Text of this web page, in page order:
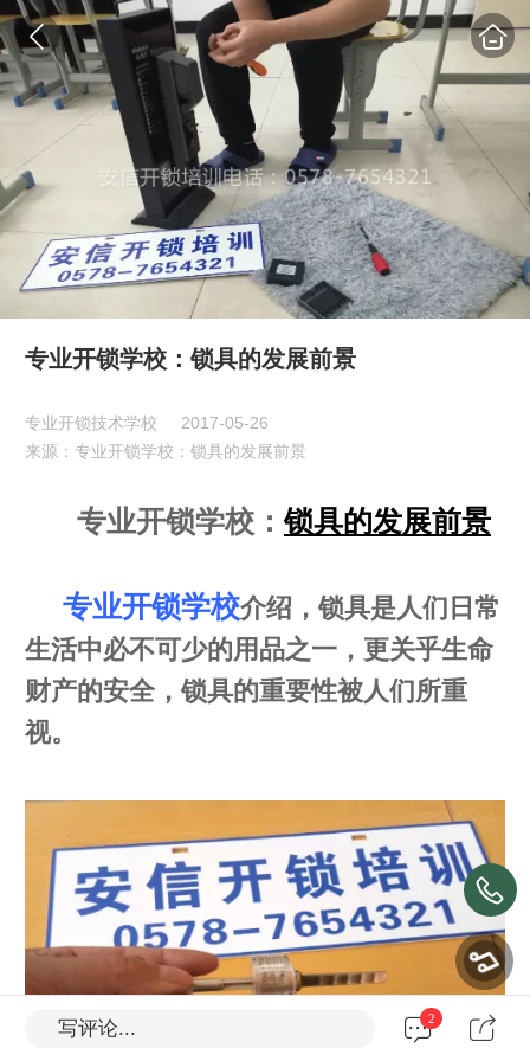
专业开锁学校：锁具的发展前景
专业开锁技术学校
2017-05-26
来源：专业开锁学校：锁具的发展前景
专业开锁学校：锁具的发展前景
专业开锁学校介绍，锁具是人们日常
生活中必不可少的用品之一，更关乎生命
财产的安全，锁具的重要性被人们所重
视。
写评论... 2